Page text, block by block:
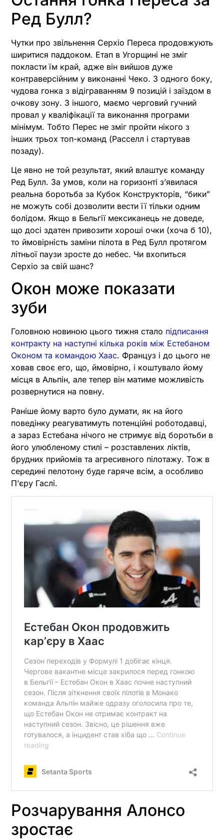
Ред Булл?
Чутки про звільнення Серхіо Переса продовжують
ширитися паддоком. Етап в Угорщині не зміг
покласти їм край, адже він вийшов дуже
контраверсійним у виконанні Чеко. З одного боку,
чудова гонка з відіграванням 9 позицій і заїздом в
очкову зону. З іншого, маємо черговий гучний
провал у кваліфікації та виконання програми
мінімум. Тобто Перес не зміг пройти нікого з
інших трьох топ-команд (Расселл і стартував
позаду).
Це явно не той результат, який влаштує команду
Ред Булл. За умов, коли на горизонті зʼявилася
реальна боротьба за Кубок Конструкторів, “бики”
не можуть собі дозволити вести її тільки одним
болідом. Якщо в Бельгії мексиканець не доведе,
що досі здатен привозити хороші очки (хоча б 10),
то ймовірність заміни пілота в Ред Булл протягом
літньої паузи зросте до небес. Чи вхопиться
Серхіо за свій шанс?
Окон може показати
зуби
Головною новиною цього тижня стало підписання
контракту на наступні кілька років між Естебаном
Оконом та командою Хаас. Француз і до цього не
ховав своє его, що, ймовірно, і коштувало йому
місця в Альпін, але тепер він матиме можливість
розвернутися на повну.
Раніше йому варто було думати, як на його
поведінку реагуватимуть потенційні роботодавці,
а зараз Естебана нічого не стримує від боротьби в
його улюбленому стилі – розставлених ліктів,
брудних прийомів та агресивного пілотажу. Тож в
середині пелотону буде гаряче всім, а особливо
Пʼєру Гаслі.
Розчарування Алонсо
зростає